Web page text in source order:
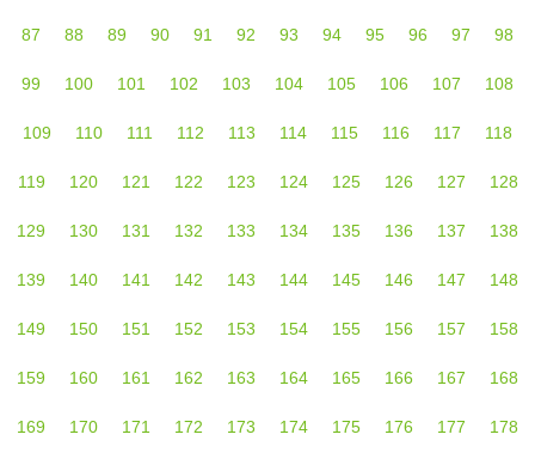
87 88 89 90 91 92 93 94 95 96 97 98
99 100 101 102 103 104 105 106 107 108
109 110 111 112 113 114 115 116 117 118
119 120 121 122 123 124 125 126 127 128
129 130 131 132 133 134 135 136 137 138
139 140 141 142 143 144 145 146 147 148
149 150 151 152 153 154 155 156 157 158
159 160 161 162 163 164 165 166 167 168
169 170 171 172 173 174 175 176 177 178